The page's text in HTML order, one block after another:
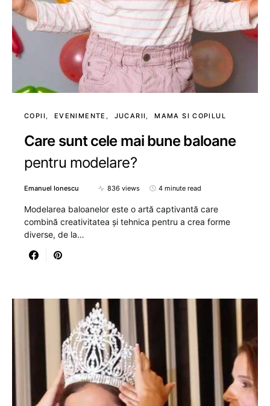
COPII EVENIMENTE JUCARII MAMA SI COPILUL
Care sunt cele mai bune baloane
pentru modelare?
Emanuel Ionescu 836 views 4 minute read
Modelarea baloanelor este o artă captivantă care
combină creativitatea și tehnica pentru a crea forme
diverse, de la…